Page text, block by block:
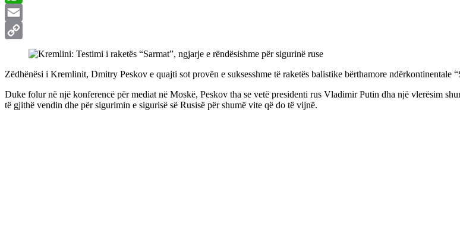
WhatsApp
Email
Zëdhënësi i Kremlinit, Dmitry Peskov e quajti sot provën e suksesshme të raketës balistike bërthamore ndërkontinentale
Duke folur në një konferencë për mediat në Moskë, Peskov tha se vetë presidenti rus Vladimir Putin dha një vlerësim
të gjithë vendin dhe për sigurimin e sigurisë së Rusisë për shumë vite që do të vijnë.